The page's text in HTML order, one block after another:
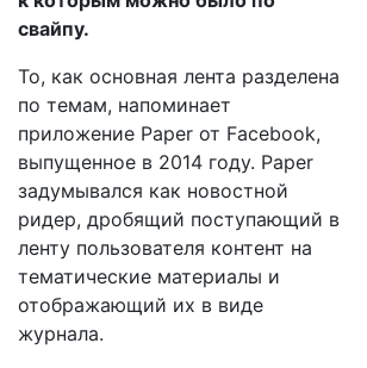
свайпу.
То, как основная лента разделена
по темам, напоминает
приложение Paper от Facebook,
выпущенное в 2014 году. Paper
задумывался как новостной
ридер, дробящий поступающий в
ленту пользователя контент на
тематические материалы и
отображающий их в виде
журнала.